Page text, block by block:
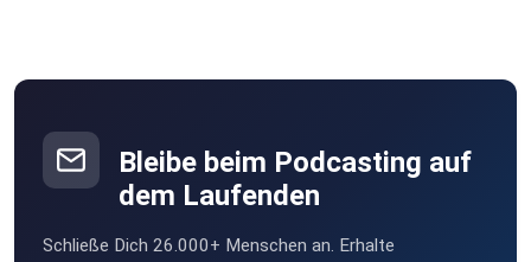
Bleibe beim Podcasting auf
dem Laufenden
Schließe Dich 26.000+ Menschen an. Erhalte